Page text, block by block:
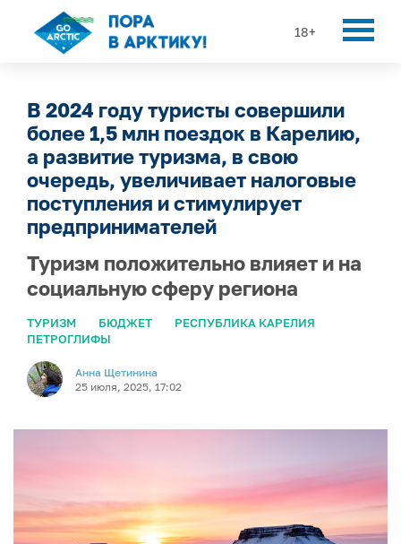
18+
В 2024 году туристы совершили
более 1,5 млн поездок в Карелию,
а развитие туризма, в свою
очередь, увеличивает налоговые
поступления и стимулирует
предпринимателей
Туризм положительно влияет и на
социальную сферу региона
ТУРИЗМ БЮДЖЕТ
РЕСПУБЛИКА КАРЕЛИЯ
ПЕТРОГЛИФЫ
Анна Щетинина
25 июля, 2025, 17:02